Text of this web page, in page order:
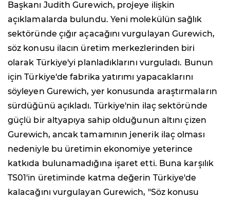
Başkanı Judith Gurewich, projeye ilişkin
açıklamalarda bulundu. Yeni molekülün sağlık
sektöründe çığır açacağını vurgulayan Gurewich,
söz konusu ilacın üretim merkezlerinden biri
olarak Türkiye'yi planladıklarını vurguladı. Bunun
için Türkiye'de fabrika yatırımı yapacaklarını
söyleyen Gurewich, yer konusunda araştırmaların
sürdüğünü açıkladı. Türkiye'nin ilaç sektöründe
güçlü bir altyapıya sahip olduğunun altını çizen
Gurewich, ancak tamamının jenerik ilaç olması
nedeniyle bu üretimin ekonomiye yeterince
katkıda bulunamadığına işaret etti. Buna karşılık
TS01'in üretiminde katma değerin Türkiye'de
kalacağını vurgulayan Gurewich, "Söz konusu